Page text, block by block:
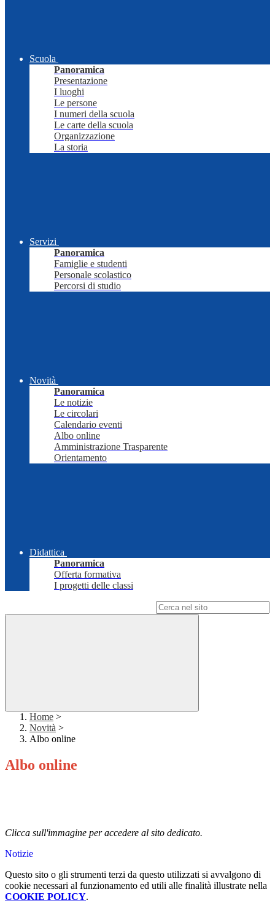
Scuola
Panoramica
Presentazione
I luoghi
Le persone
I numeri della scuola
Le carte della scuola
Organizzazione
La storia
Servizi
Panoramica
Famiglie e studenti
Personale scolastico
Percorsi di studio
Novità
Panoramica
Le notizie
Le circolari
Calendario eventi
Albo online
Amministrazione Trasparente
Orientamento
Didattica
Panoramica
Offerta formativa
I progetti delle classi
Home >
Novità >
Albo online
Albo online
Clicca sull'immagine per accedere al sito dedicato.
Notizie
Questo sito o gli strumenti terzi da questo utilizzati si avvalgono di
cookie necessari al funzionamento ed utili alle finalità illustrate nella
COOKIE POLICY.